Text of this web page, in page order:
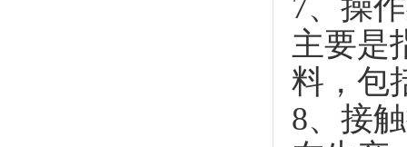
7、操
主要是
料，包
8、接